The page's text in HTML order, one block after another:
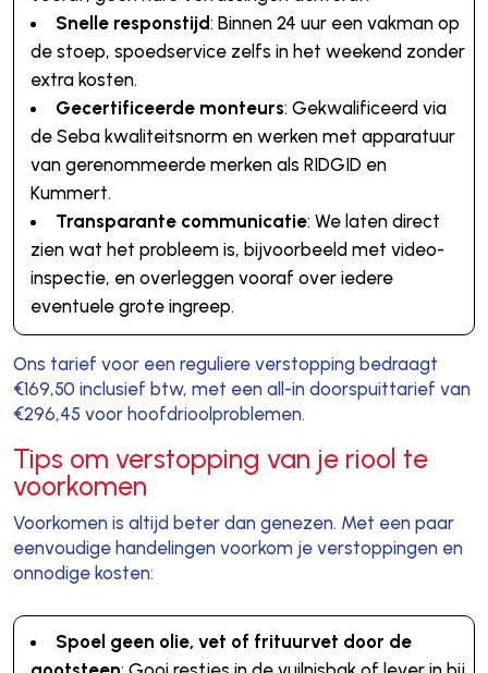
Snelle responstijd: Binnen 24 uur een vakman op
de stoep, spoedservice zelfs in het weekend zonder
extra kosten.
Gecertificeerde monteurs: Gekwalificeerd via
de Seba kwaliteitsnorm en werken met apparatuur
van gerenommeerde merken als RIDGID en
Kummert.
Transparante communicatie: We laten direct
zien wat het probleem is, bijvoorbeeld met video-
inspectie, en overleggen vooraf over iedere
eventuele grote ingreep.
Ons tarief voor een reguliere verstopping bedraagt
€169,50 inclusief btw, met een all-in doorspuittarief van
€296,45 voor hoofdrioolproblemen.
Tips om verstopping van je riool te
voorkomen
Voorkomen is altijd beter dan genezen. Met een paar
eenvoudige handelingen voorkom je verstoppingen en
onnodige kosten:
Spoel geen olie, vet of frituurvet door de